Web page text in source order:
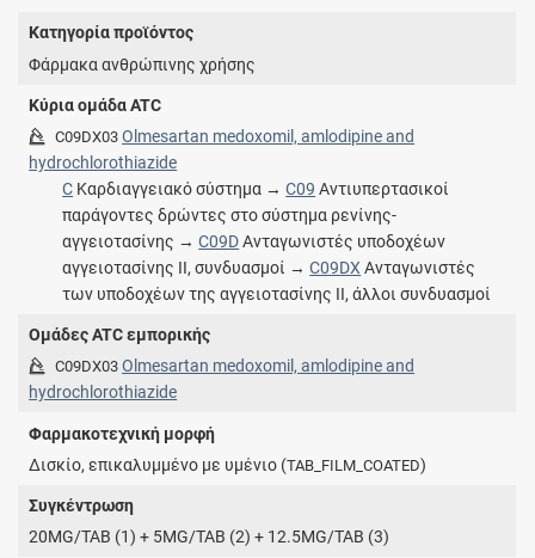
Κατηγορία προϊόντος
Φάρμακα ανθρώπινης χρήσης
Κύρια ομάδα ATC
C09DX03 Olmesartan medoxomil, amlodipine and
hydrochlorothiazide
C Καρδιαγγειακό σύστημα →C09 Αντιυπερτασικοί
παράγοντες δρώντες στο σύστημα ρενίνης-
αγγειοτασίνης →C09DΑνταγωνιστές υποδοχέων
αγγειοτασίνης ΙΙ, συνδυασμοί →C09DX Ανταγωνιστές
των υποδοχέων της αγγειοτασίνης ΙΙ, άλλοι συνδυασμοί
Ομάδες ATC εμπορικής
C09DX03 Olmesartan medoxomil, amlodipine and
hydrochlorothiazide
Φαρμακοτεχνική μορφή
Δισκίο, επικαλυμμένο με υμένιο (TAB_FILM_COATED)
Συγκέντρωση
20MG/TAB (1) + 5MG/TAB (2) + 12.5MG/TAB (3)